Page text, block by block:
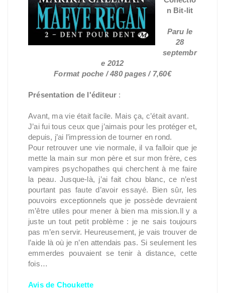
n Bit-lit
Paru le
28
septembr
e 2012
Format poche / 480 pages / 7,60€
Présentation de l'éditeur :
Avant, ma vie était facile. Mais ça, c’était avant.
J’ai fui tous ceux que j’aimais pour les protéger et,
depuis, j’ai l’impression de tourner en rond.
Pour retrouver une vie normale, il va falloir que je
mette la main sur mon père et sur mon frère, ces
vampires psychopathes qui cherchent à me faire
la peau. Jusque-là, j’ai fait chou blanc, ce n’est
pourtant pas faute d’avoir essayé. Bien sûr, les
pouvoirs exceptionnels que je possède devraient
m’être utiles pour mener à bien ma mission.Il y a
juste un tout petit problème : je ne sais toujours
pas m’en servir. Heureusement, je vais trouver de
l’aide là où je n’en attendais pas. Si seulement les
emmerdes pouvaient se tenir à distance, cette
fois…
Avis de Choukette